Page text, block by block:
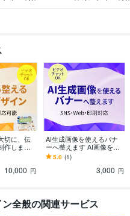
切に、伝
作します
し、印
インを
10,000 円
AI生成画像を使えるバナ
ーへ整えます AI画像を
「伝わる告知画像」へ整
えます
5.0 (1)
3,000 円
全般の関連サービス